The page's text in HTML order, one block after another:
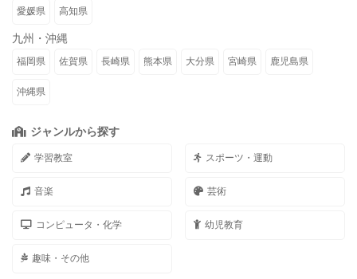
愛媛県 高知県
九州・沖縄
福岡県 佐賀県 長崎県 熊本県 大分県 宮崎県 鹿児島県
沖縄県
ジャンルから探す
学習教室 スポーツ・運動
音楽 芸術
コンピュータ・化学 幼児教育
趣味・その他